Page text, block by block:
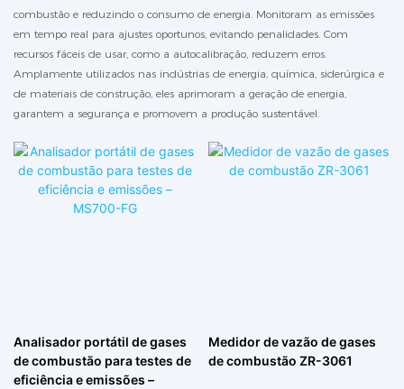
combustão e reduzindo o consumo de energia. Monitoram as emissões
em tempo real para ajustes oportunos, evitando penalidades. Com
recursos fáceis de usar, como a autocalibração, reduzem erros.
Amplamente utilizados nas indústrias de energia, química, siderúrgica e
de materiais de construção, eles aprimoram a geração de energia,
garantem a segurança e promovem a produção sustentável.
Analisador portátil de gases
de combustão para testes de
eficiência e emissões –
Medidor de vazão de gases
de combustão ZR-3061